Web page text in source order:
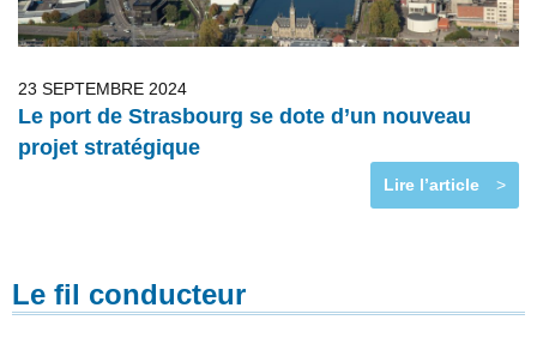
23 SEPTEMBRE 2024
Le port de Strasbourg se dote d’un nouveau
projet stratégique
Lire l’article >
Le fil conducteur